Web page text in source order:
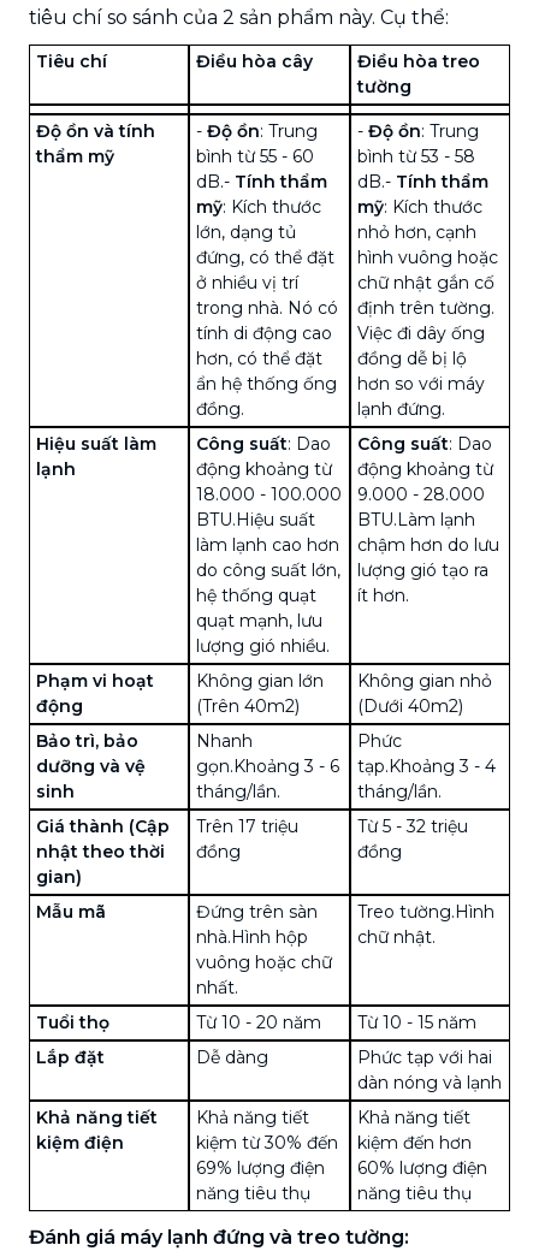
tiêu chí so sánh của 2 sản phẩm này. Cụ thể:
Tiêu chí Điều hòa cây
Điều hòa treo
tường
Độ ồn và tính
thẩm mỹ
-Độ ồn: Trung
bình từ 55 - 60
dB.- Tính thẩm
mỹ: Kích thước
lớn, dạng tủ
đứng, có thể đặt
ở nhiều vị trí
trong nhà. Nó có
tính di động cao
hơn, có thể đặt
ẩn hệ thống ống
đồng.
- Độ ồn: Trung
bình từ 53 - 58
dB.- Tính thẩm
mỹ: Kích thước
nhỏ hơn, cạnh
hình vuông hoặc
chữ nhật gắn cố
định trên tường.
Việc đi dây ống
đồng dễ bị lộ
hơn so với máy
lạnh đứng.
Hiệu suất làm
lạnh
Công suất: Dao
động khoảng từ
18.000 - 100.000
BTU.Hiệu suất
làm lạnh cao hơn
do công suất lớn,
hệ thống quạt
quạt mạnh, lưu
lượng gió nhiều.
Công suất: Dao
động khoảng từ
9.000 - 28.000
BTU.Làm lạnh
chậm hơn do lưu
lượng gió tạo ra
ít hơn.
Phạm vi hoạt
động
Không gian lớn
(Trên 40m2)
Không gian nhỏ
(Dưới 40m2)
Bảo trì, bảo
dưỡng và vệ
sinh
Nhanh
gọn.Khoảng 3 - 6
tháng/lần.
Phức
tạp.Khoảng 3 - 4
tháng/lần.
Giá thành (Cập
nhật theo thời
gian)
Trên 17 triệu
đồng
Từ 5 - 32 triệu
đồng
Mẫu mã
Đứng trên sàn
nhà.Hình hộp
vuông hoặc chữ
nhất.
Treo tường.Hình
chữ nhật.
Tuổi thọ Từ 10 - 20 năm
Từ 10 - 15 năm
Lắp đặt
Dễ dàng
Phức tạp với hai
dàn nóng và lạnh
Khả năng tiết
kiệm điện
Khả năng tiết
kiệm từ 30% đến
69% lượng điện
năng tiêu thụ
Khả năng tiết
kiệm đến hơn
60% lượng điện
năng tiêu thụ
Đánh giá máy lạnh đứng và treo tường: